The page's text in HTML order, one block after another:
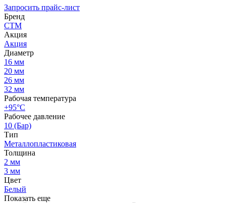
Запросить прайс-лист
Бренд
СТМ
Акция
Акция
Диаметр
16 мм
20 мм
26 мм
32 мм
Рабочая температура
+95°С
Рабочее давление
10 (Бар)
Тип
Металлопластиковая
Толщина
2 мм
3 мм
Цвет
Белый
Показать еще